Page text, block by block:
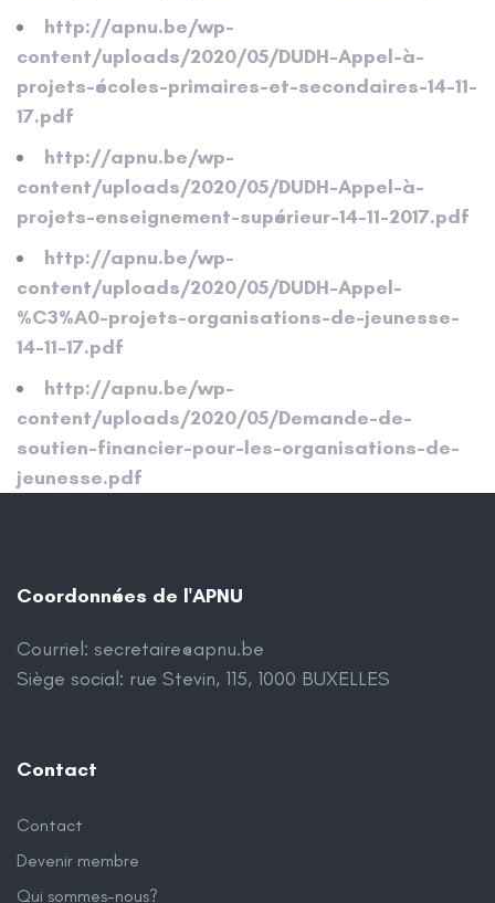
http://apnu.be/wp-
content/uploads/2020/05/DUDH-Appel-à-
projets-écoles-primaires-et-secondaires-14-11-
17.pdf
http://apnu.be/wp-
content/uploads/2020/05/DUDH-Appel-à-
projets-enseignement-supérieur-14-11-2017.pdf
http://apnu.be/wp-
content/uploads/2020/05/DUDH-Appel-
%C3%A0-projets-organisations-de-jeunesse-
14-11-17.pdf
http://apnu.be/wp-
content/uploads/2020/05/Demande-de-
soutien-financier-pour-les-organisations-de-
jeunesse.pdf
Coordonnées de l'APNU
Courriel: secretaire@apnu.be
Siège social: rue Stevin, 115, 1000 BUXELLES
Contact
Contact
Devenir membre
Qui sommes-nous?